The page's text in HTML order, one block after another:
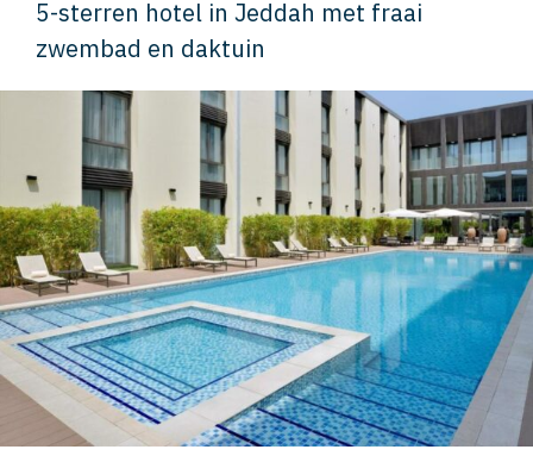
5-sterren hotel in Jeddah met fraai
zwembad en daktuin